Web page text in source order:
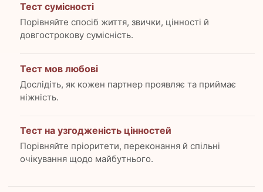
Тест сумісності
Порівняйте спосіб життя, звички, цінності й
довгострокову сумісність.
Тест мов любові
Дослідіть, як кожен партнер проявляє та приймає
ніжність.
Тест на узгодженість цінностей
Порівняйте пріоритети, переконання й спільні
очікування щодо майбутнього.